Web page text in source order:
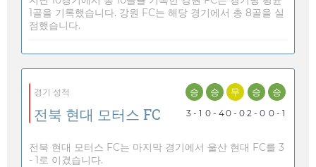
1골을 기록했습니다. 강원 FC는 해당 경기에서 총 8골을 실
점했습니다.
경기 성적
전북 현대 모터스 FC
승
3 - 1
승
0 - 4
무
0 - 0
승
2 - 0
승
0 - 1
전북 현대 모터스 FC는 마지막 경기에서 울산 현대 FC를 3
- 1로 이겼습니다.